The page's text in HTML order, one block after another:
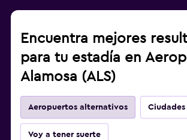
Encuentra mejores
para tu estadía en
Alamosa (ALS)
Aeropuertos alternativos
Voy a tener suerte